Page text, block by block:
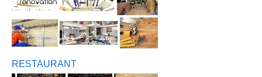
RESTAURANT